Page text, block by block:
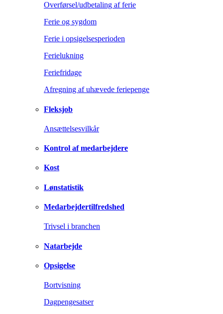
Overførsel/udbetaling af ferie
Ferie og sygdom
Ferie i opsigelsesperioden
Ferielukning
Feriefridage
Afregning af uhævede feriepenge
Fleksjob
Ansættelsesvilkår
Kontrol af medarbejdere
Kost
Lønstatistik
Medarbejdertilfredshed
Trivsel i branchen
Natarbejde
Opsigelse
Bortvisning
Dagpengesatser